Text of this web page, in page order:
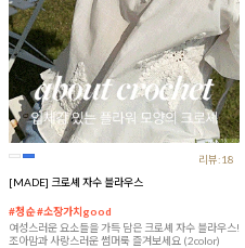
리뷰:18
[MADE] 크로셰 자수 블라우스
#청순 #소장가치good
여성스러운 요소들을 가득 담은 크로셰 자수 블라우스!
조아맘과 사랑스러운 썸머룩 즐겨보세요 (2color)